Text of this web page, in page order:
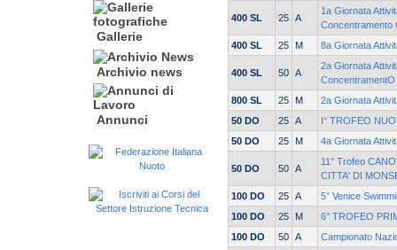
Gallerie
Archivio news
Annunci
400 SL 25 A
1a Giornata
Concentramento
400 SL
25 M 8a Giornata
400 SL 50 A
2a Giornata
ConcentramentO
800 SL
25 M
2a Giornata
50 DO
25 A
I° TROFEO
50 DO
25 M 4a Giornata
50 DO 50 A
11° Trofeo
CITTA' DI
100 DO
25 A
5° Venice
100 DO
25 M
6° TROFEO
100 DO
50 A
Campionato